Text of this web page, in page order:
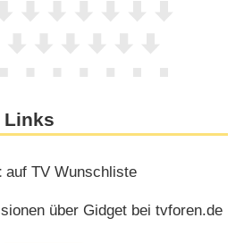
Links
auf TV Wunschliste
über Gidget bei tvforen.de